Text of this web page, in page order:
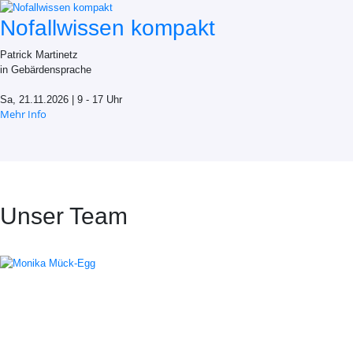
Nofallwissen kompakt
Patrick Martinetz
in Gebärdensprache
Sa, 21.11.2026 | 9 - 17 Uhr
Mehr Info
Unser Team